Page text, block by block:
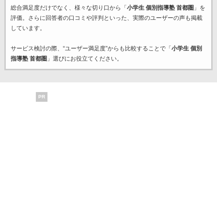
総合満足度だけでなく、様々な切り口から「 小学生 個別指導塾 首都圏 」を
評価。さらに回答者の口コミや評判といった、実際のユーザーの声も掲載
しています。
サービス検討の際、“ユーザー満足度”からも比較することで「 小学生 個別
指導塾 首都圏 」選びにお役立てください。
PR